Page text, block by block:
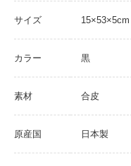
サイズ 15×53×5cm
カラー 黒
素材 合皮
原産国 日本製